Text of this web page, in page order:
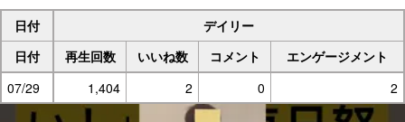
日付
デイリー
日付
再生回数 いいね数 コメント
エンゲージメント
07/29
1,404 2 0 2